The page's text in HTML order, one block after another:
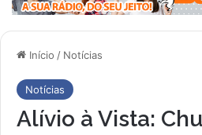
Início / Notícias
Notícias
Alívio à Vista: